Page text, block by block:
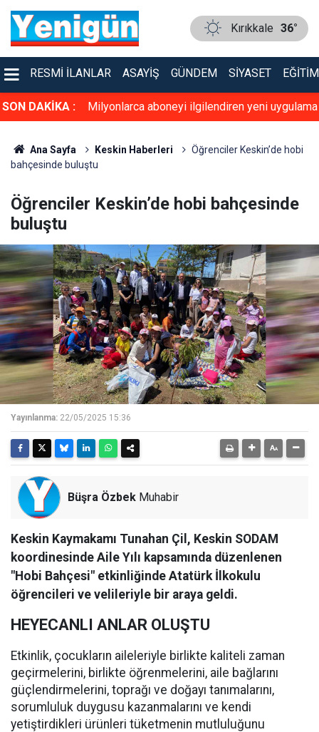
Kırıkkale 36°
RESMI İLANLAR ASAYIŞ GÜNDEM SIYASET EĞITIM
SON DAKİKA :
7 Ağustos Milyonlarca aboneyi ilgilendiren yeni uygulama
Ana Sayfa Keskin Haberleri
Öğrenciler Keskin’de hobi
bahçesinde buluştu
Öğrenciler Keskin’de hobi bahçesinde
buluştu
Yayınlanma: 22/05/2025 15:36
Büşra Özbek Muhabir
Keskin Kaymakamı Tunahan Çil, Keskin SODAM
koordinesinde Aile Yılı kapsamında düzenlenen
"Hobi Bahçesi" etkinliğinde Atatürk İlkokulu
öğrencileri ve velileriyle bir araya geldi.
HEYECANLI ANLAR OLUŞTU
Etkinlik, çocukların aileleriyle birlikte kaliteli zaman
geçirmelerini, birlikte öğrenmelerini, aile bağlarını
güçlendirmelerini, toprağı ve doğayı tanımalarını,
sorumluluk duygusu kazanmalarını ve kendi
yetiştirdikleri ürünleri tüketmenin mutluluğunu